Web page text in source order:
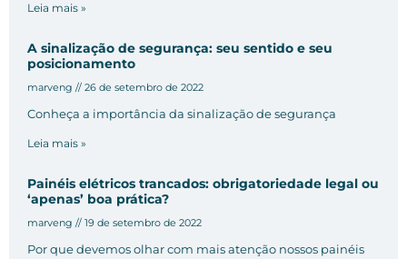
Leia mais »
A sinalização de segurança: seu sentido e seu
posicionamento
marveng 26 de setembro de 2022
Conheça a importância da sinalização de segurança
Leia mais »
Painéis elétricos trancados: obrigatoriedade legal ou
‘apenas’ boa prática?
marveng 19 de setembro de 2022
Por que devemos olhar com mais atenção nossos painéis